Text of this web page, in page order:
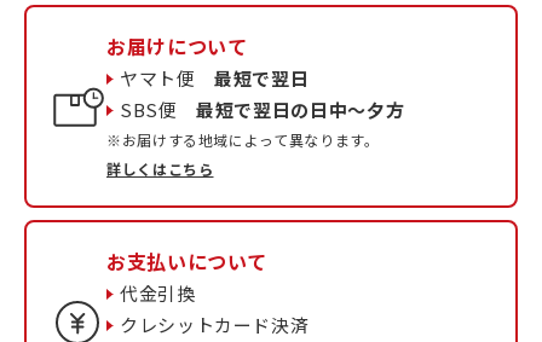
お届けについて
ヤマト便最短で翌日
SBS便最短で翌日の日中〜夕方
※お届けする地域によって異なります。
詳しくはこちら
お支払いについて
代金引換
クレシットカード決済